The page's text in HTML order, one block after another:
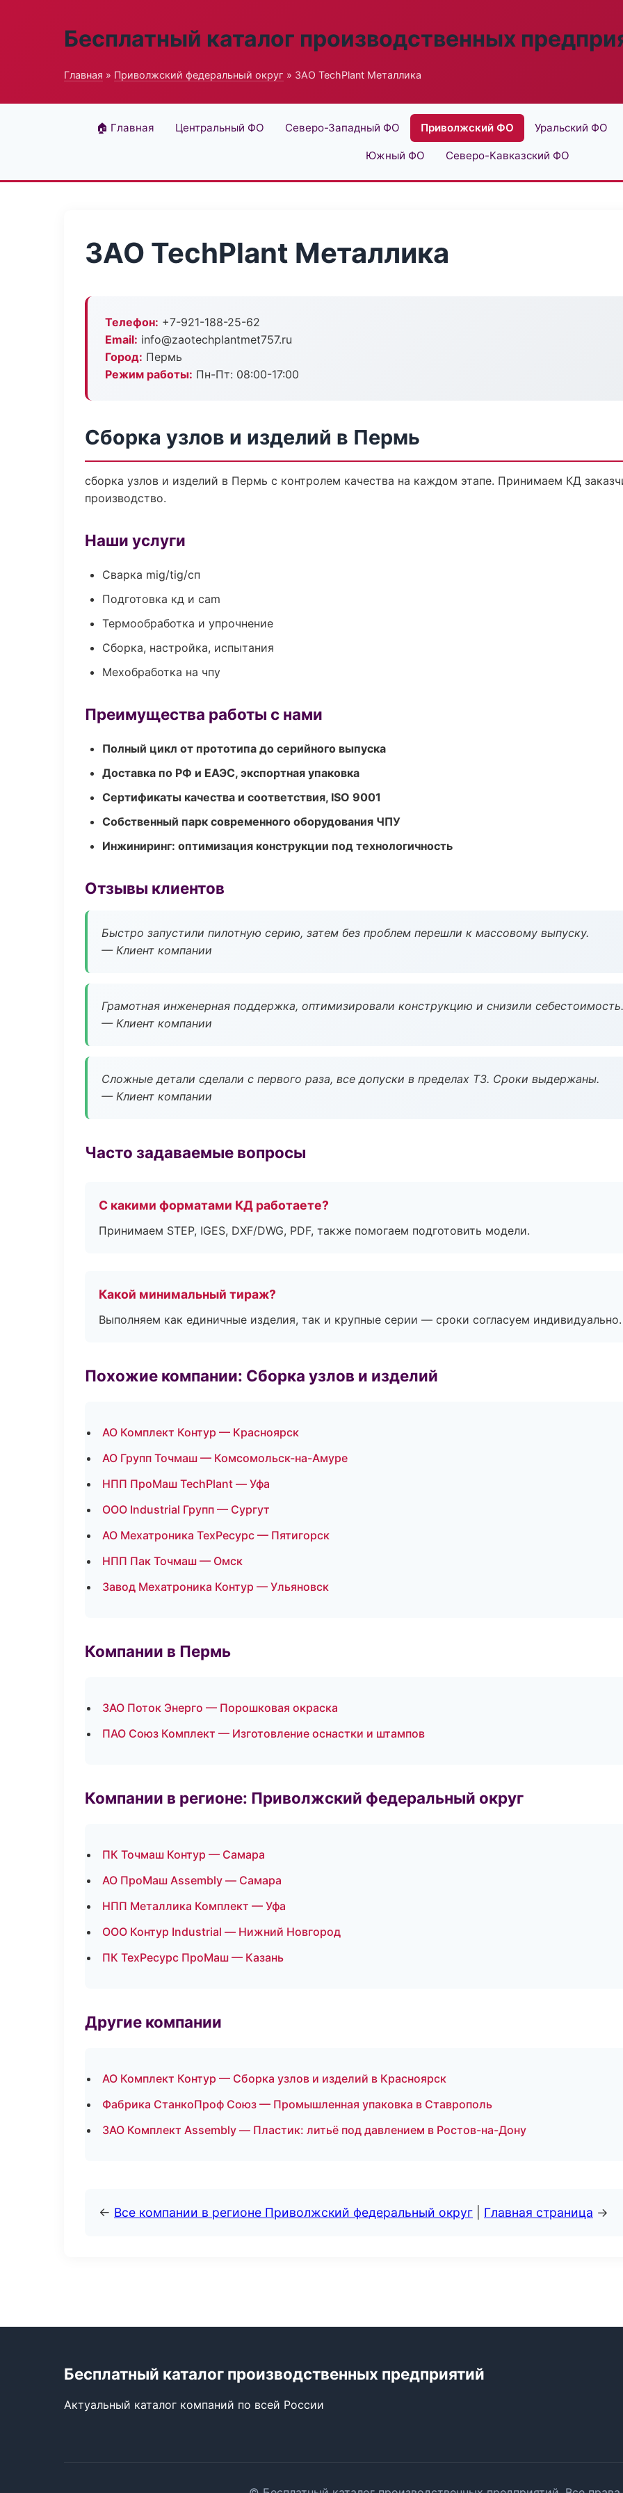
Бесплатный каталог производственных
Главная » Приволжский федеральный округ » ЗАО TechPlant Металлика
🏠 Главная Центральный ФО Северо-Западный ФО Приволжский ФО Уральский ФО
Южный ФО Северо-Кавказский ФО
ЗАО TechPlant Металлика
Телефон: +7-921-188-25-62
Email: info@zaotechplantmet757.ru
Город: Пермь
Режим работы: Пн-Пт: 08:00-17:00
Сборка узлов и изделий в Пермь
сборка узлов и изделий в Пермь с контролем качества на каждом этапе. Принимаем КД
производство.
Наши услуги
Сварка mig/tig/сп
Подготовка кд и cam
Термообработка и упрочнение
Сборка, настройка, испытания
Мехобработка на чпу
Преимущества работы с нами
Полный цикл от прототипа до серийного выпуска
Доставка по РФ и ЕАЭС, экспортная упаковка
Сертификаты качества и соответствия, ISO 9001
Собственный парк современного оборудования ЧПУ
Инжиниринг: оптимизация конструкции под технологичность
Отзывы клиентов
Быстро запустили пилотную серию, затем без проблем перешли к массовому выпуску.
— Клиент компании
Грамотная инженерная поддержка, оптимизировали конструкцию и снизили себестоимость.
— Клиент компании
Сложные детали сделали с первого раза, все допуски в пределах ТЗ. Сроки выдержаны.
— Клиент компании
Часто задаваемые вопросы
С какими форматами КД работаете?
Принимаем STEP, IGES, DXF/DWG, PDF, также помогаем подготовить модели.
Какой минимальный тираж?
Выполняем как единичные изделия, так и крупные серии — сроки согласуем индивидуально.
Похожие компании: Сборка узлов и изделий
АО Комплект Контур — Красноярск
АО Групп Точмаш — Комсомольск-на-Амуре
НПП ПроМаш TechPlant — Уфа
ООО Industrial Групп — Сургут
АО Мехатроника ТехРесурс — Пятигорск
НПП Пак Точмаш — Омск
Завод Мехатроника Контур — Ульяновск
Компании в Пермь
ЗАО Поток Энерго — Порошковая окраска
ПАО Союз Комплект — Изготовление оснастки и штампов
Компании в регионе: Приволжский федеральный округ
ПК Точмаш Контур — Самара
АО ПроМаш Assembly — Самара
НПП Металлика Комплект — Уфа
ООО Контур Industrial — Нижний Новгород
ПК ТехРесурс ПроМаш — Казань
Другие компании
АО Комплект Контур — Сборка узлов и изделий в Красноярск
Фабрика СтанкоПроф Союз — Промышленная упаковка в Ставрополь
ЗАО Комплект Assembly — Пластик: литьё под давлением в Ростов-на-Дону
← Все компании в регионе Приволжский федеральный округ Главная страница →
Бесплатный каталог производственных предприятий
Актуальный каталог компаний по всей России